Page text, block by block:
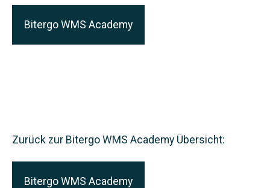
Bitergo WMS Academy
Zurück zur Bitergo WMS Academy Übersicht:
Bitergo WMS Academy